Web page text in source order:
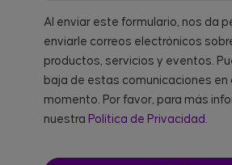
Al enviar este formulario, nos da
enviarle correos electrónicos
productos, servicios y eventos.
baja de estas comunicaciones en
momento. Por favor, para más
nuestra Política de Privacidad.